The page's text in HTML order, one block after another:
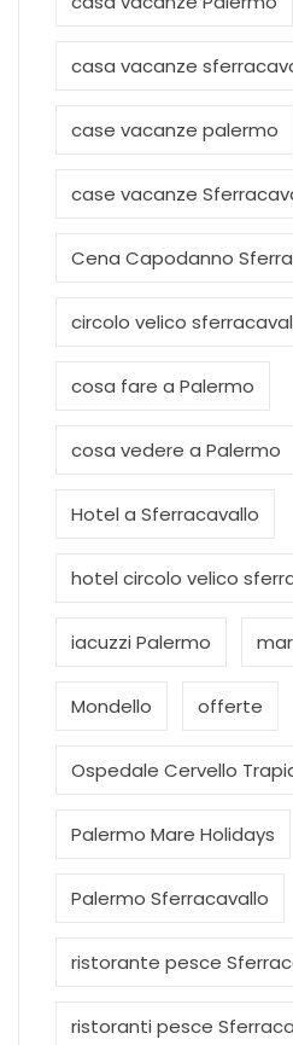
casa vacanze
case vacanze palermo
case vacanze
Cena Capodanno
circolo velico
cosa fare a Palermo
cosa vedere a Palermo
Hotel a Sferracavallo
hotel circolo velico
iacuzzi Palermo
Mondello offerte
Ospedale Cervello
Palermo Mare Holidays
Palermo Sferracavallo
ristorante pesce
ristoranti pesce